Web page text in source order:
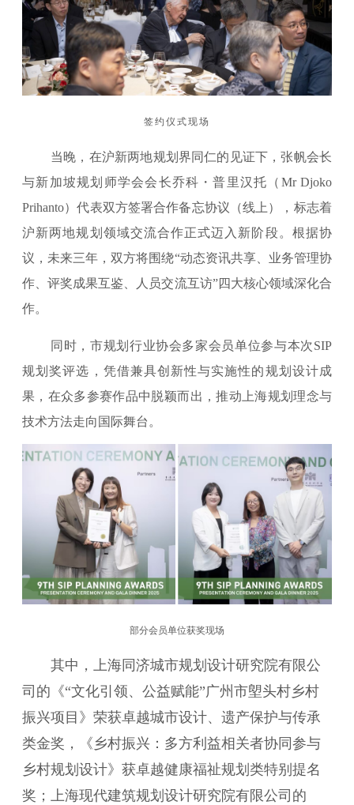
签约仪式现场
当晚，在沪新两地规划界同仁的见证下，张帆会长
与新加坡规划师学会会长乔科・普里汉托（Mr Djoko
Prihanto）代表双方签署合作备忘协议（线上），标志着
沪新两地规划领域交流合作正式迈入新阶段。根据协
议，未来三年，双方将围绕“动态资讯共享、业务管理协
作、评奖成果互鉴、人员交流互访”四大核心领域深化合
作。
同时，市规划行业协会多家会员单位参与本次SIP
规划奖评选，凭借兼具创新性与实施性的规划设计成
果，在众多参赛作品中脱颖而出，推动上海规划理念与
技术方法走向国际舞台。
部分会员单位获奖现场
其中，上海同济城市规划设计研究院有限公
司的《“文化引领、公益赋能”广州市塱头村乡村
振兴项目》荣获卓越城市设计、遗产保护与传承
类金奖，《乡村振兴：多方利益相关者协同参与
乡村规划设计》获卓越健康福祉规划类特别提名
奖；上海现代建筑规划设计研究院有限公司的